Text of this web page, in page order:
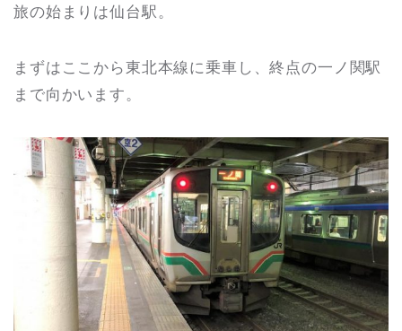
旅の始まりは仙台駅。
まずはここから東北本線に乗車し、終点の一ノ関駅
まで向かいます。